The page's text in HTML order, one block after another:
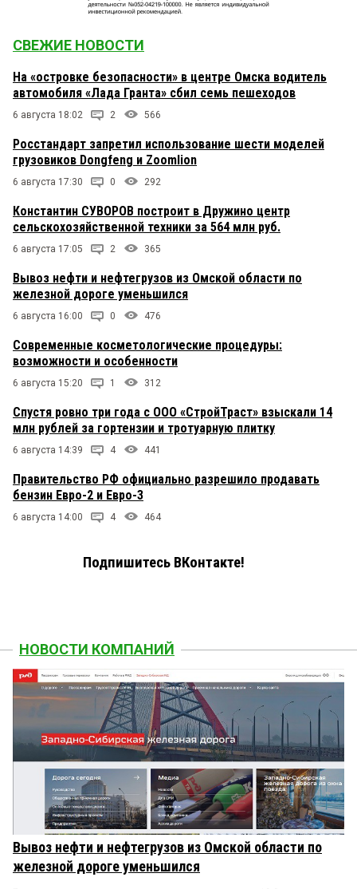
СВЕЖИЕ НОВОСТИ
На «островке безопасности» в центре Омска водитель
автомобиля «Лада Гранта» сбил семь пешеходов
6 августа 18:02 2 566
Росстандарт запретил использование шести моделей
грузовиков Dongfeng и Zoomlion
6 августа 17:30 0 292
Константин СУВОРОВ построит в Дружино центр
сельскохозяйственной техники за 564 млн руб.
6 августа 17:05 2 365
Вывоз нефти и нефтегрузов из Омской области по
железной дороге уменьшился
6 августа 16:00 0 476
Современные косметологические процедуры:
возможности и особенности
6 августа 15:20 1 312
Спустя ровно три года с ООО «СтройТраст» взыскали 14
млн рублей за гортензии и тротуарную плитку
6 августа 14:39 4 441
Правительство РФ официально разрешило продавать
бензин Евро-2 и Евро-3
6 августа 14:00 4 464
Подпишитесь ВКонтакте!
НОВОСТИ КОМПАНИЙ
Вывоз нефти и нефтегрузов из Омской области по
железной дороге уменьшился